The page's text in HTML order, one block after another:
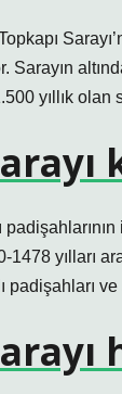
Sarayın
yıllık olan
1478 yılları
padişahları